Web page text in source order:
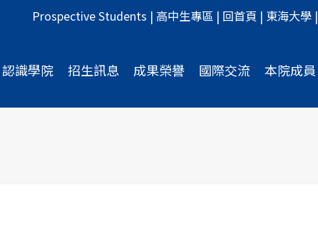
Prospective Students | 高中生專區 | 回首頁 | 東海大學 |
認識學院 招生訊息 成果榮譽 國際交流 本院成員